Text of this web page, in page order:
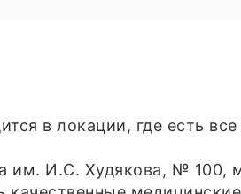
в локации, где есть
им. И.С. Худякова, №